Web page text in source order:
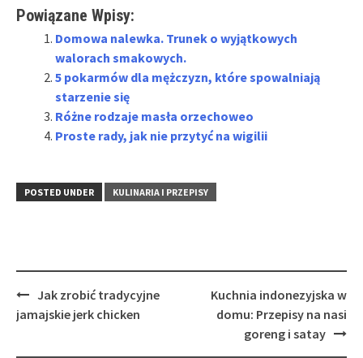
Powiązane Wpisy:
Domowa nalewka. Trunek o wyjątkowych
walorach smakowych.
5 pokarmów dla mężczyzn, które spowalniają
starzenie się
Różne rodzaje masła orzechoweo
Proste rady, jak nie przytyć na wigilii
POSTED UNDER KULINARIA I PRZEPISY
Post
navigation
Jak zrobić tradycyjne
jamajskie jerk chicken
Kuchnia indonezyjska w
domu: Przepisy na nasi
goreng i satay